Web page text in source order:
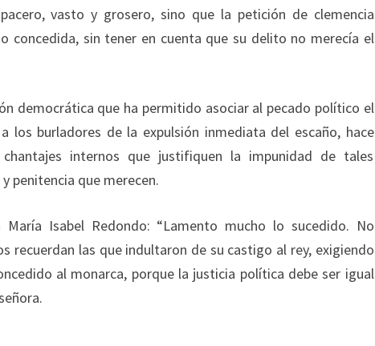
vasto y grosero, sino que la petición de clemencia
concedida, sin tener en cuenta que su delito no merecía el
democrática que ha permitido asociar al pecado político el
los burladores de la expulsión inmediata del escaño, hace
internos que justifiquen la impunidad de tales
penitencia que merecen.
María Isabel Redondo: “Lamento mucho lo sucedido. No
recuerdan las que indultaron de su castigo al rey, exigiendo
al monarca, porque la justicia política debe ser igual